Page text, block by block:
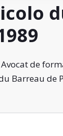
de
Barreau de